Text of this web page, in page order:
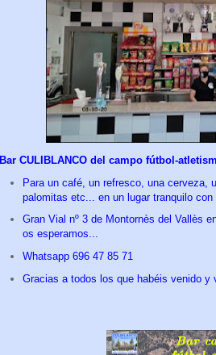
Bar CULIBLANCO del campo fútbol-
Para un café, un refresco, una cerveza,
palomitas etc... en un lugar tranquilo
Gran Vial nº 3 de Montornès del Vallès
os esperamos...
Whatsapp 696 47 85 71
Gracias a todos los que habéis venido y